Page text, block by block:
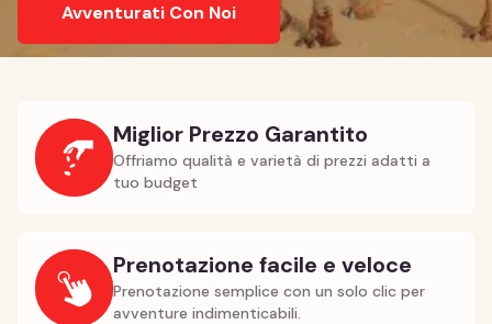
Avventurati Con Noi
Miglior Prezzo Garantito
Offriamo qualità e varietà di prezzi adatti a
tuo budget
Prenotazione facile e veloce
Prenotazione semplice con un solo clic per
avventure indimenticabili.